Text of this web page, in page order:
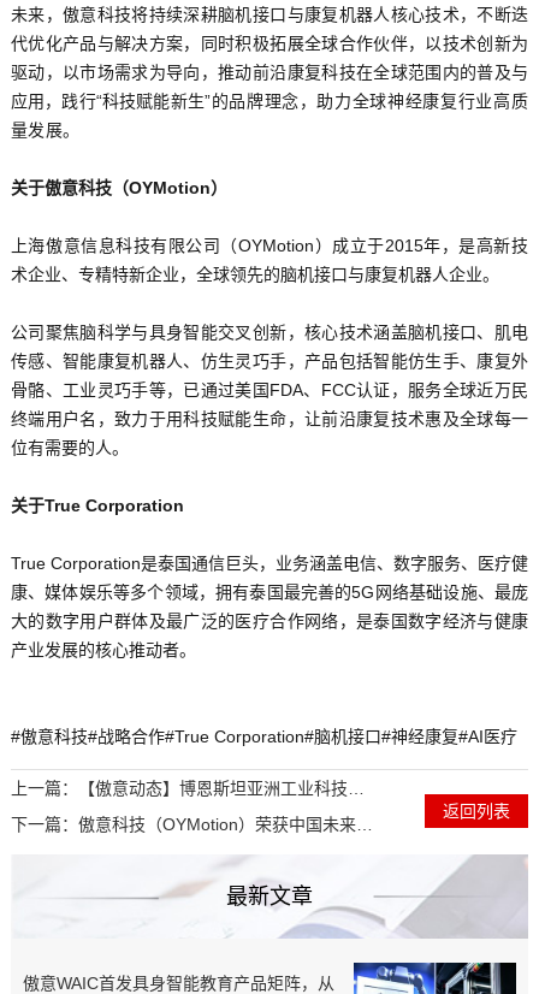
未来，傲意科技将持续深耕脑机接口与康复机器人核心技术，不断迭
代优化产品与解决方案，同时积极拓展全球合作伙伴，以技术创新为
驱动，以市场需求为导向，推动前沿康复科技在全球范围内的普及与
应用，践行“科技赋能新生”的品牌理念，助力全球神经康复行业高质
量发展。
关于傲意科技（OYMotion）
上海傲意信息科技有限公司（OYMotion）成立于2015年，是高新技
术企业、专精特新企业，全球领先的脑机接口与康复机器人企业。
公司聚焦脑科学与具身智能交叉创新，核心技术涵盖脑机接口、肌电
传感、智能康复机器人、仿生灵巧手，产品包括智能仿生手、康复外
骨骼、工业灵巧手等，已通过美国FDA、FCC认证，服务全球近万民
终端用户名，致力于用科技赋能生命，让前沿康复技术惠及全球每一
位有需要的人。
关于True Corporation
True Corporation是泰国通信巨头，业务涵盖电信、数字服务、医疗健
康、媒体娱乐等多个领域，拥有泰国最完善的5G网络基础设施、最庞
大的数字用户群体及最广泛的医疗合作网络，是泰国数字经济与健康
产业发展的核心推动者。
#傲意科技#战略合作#True Corporation#脑机接口#神经康复#AI医疗
上一篇：
【傲意动态】博恩斯坦亚洲工业科技调研团到访傲意科技，共探前沿工业科技新未来
返回列表
下一篇： 傲意科技（OYMotion）荣获中国未来独角兽TOP 100
最新文章
傲意WAIC首发具身智能教育产品矩阵，从